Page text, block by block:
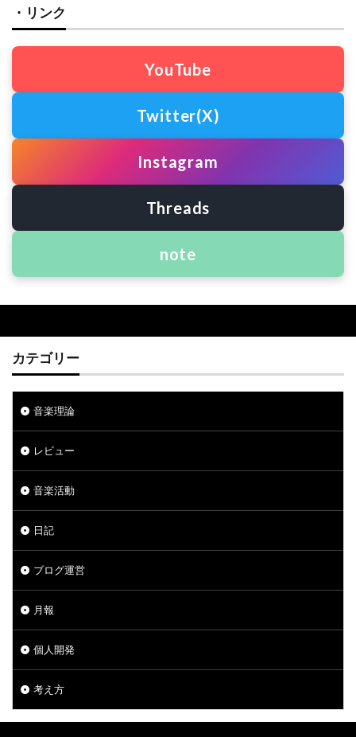
・リンク
YouTube
Twitter(X)
Instagram
Threads
note
カテゴリー
音楽理論
レビュー
音楽活動
日記
ブログ運営
月報
個人開発
考え方